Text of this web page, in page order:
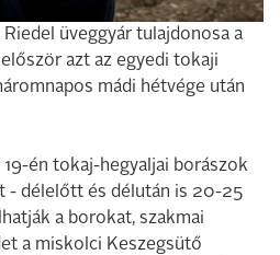
üveggyár tulajdonosa a
azt az egyedi tokaji
mádi hétvége után
én tokaj-hegyaljai borászok
- délelőtt és délután is 20-25
a borokat, szakmai
a miskolci Keszegsütő